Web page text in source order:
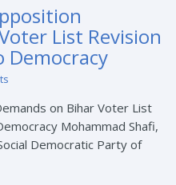
List Revision
Democracy
on Bihar Voter List
Mohammad Shafi,
Democratic Party of